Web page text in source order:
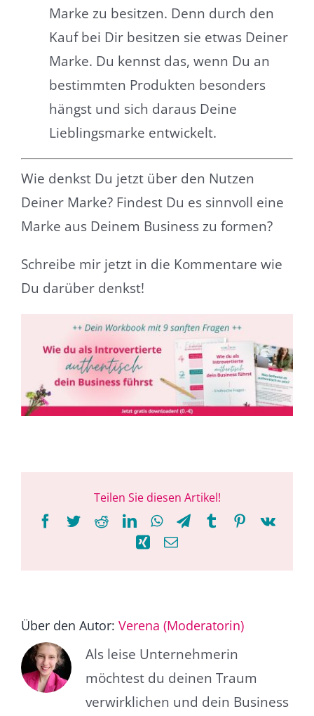
Marke zu besitzen. Denn durch den
Kauf bei Dir besitzen sie etwas Deiner
Marke. Du kennst das, wenn Du an
bestimmten Produkten besonders
hängst und sich daraus Deine
Lieblingsmarke entwickelt.
Wie denkst Du jetzt über den Nutzen
Deiner Marke? Findest Du es sinnvoll eine
Marke aus Deinem Business zu formen?
Schreibe mir jetzt in die Kommentare wie
Du darüber denkst!
Teilen Sie diesen Artikel!
Facebook
TwitterRedditLinkedInWhatsAppTelegram
TumblrPinterest
Vk
XingE-
Über den Autor: Verena (Moderatorin)
Als leise Unternehmerin
möchtest du deinen Traum
verwirklichen und dein Business